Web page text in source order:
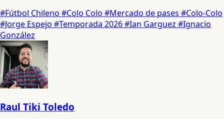
#Fútbol Chileno #Colo Colo #Mercado de pases #Colo-Colo
#Jorge Espejo #Temporada 2026#Ian Garguez #Ignacio
González
Raul Tiki Toledo